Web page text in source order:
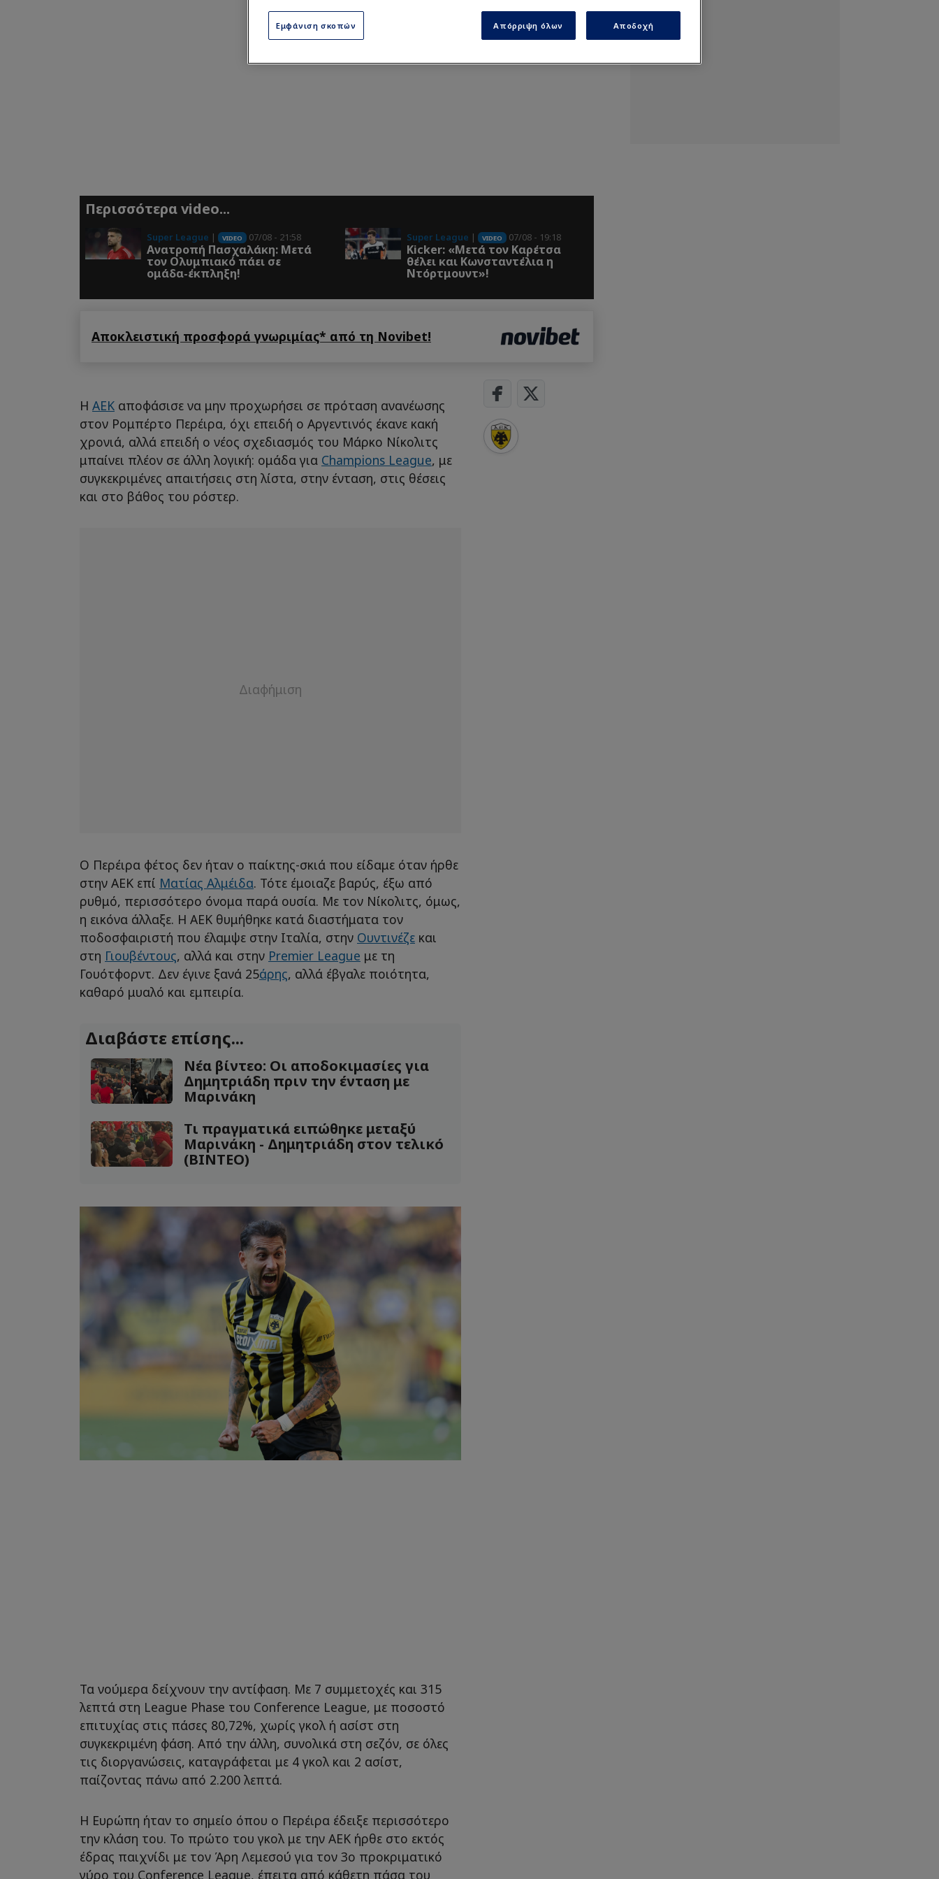
Περισσότερα video...
Super League | VIDEO 07/08 - 21:58
Ανατροπή Πασχαλάκη: Μετά
τον Ολυμπιακό πάει σε
ομάδα-έκπληξη!
Super League | VIDEO 07/08 - 19:18
Kicker: «Μετά τον Καρέτσα
θέλει και Κωνσταντέλια η
Ντόρτμουντ»!
Αποκλειστική προσφορά γνωριμίας* από τη Novibet!
Η ΑΕΚ αποφάσισε να μην προχωρήσει σε πρόταση ανανέωσης
στον Ρομπέρτο Περέιρα, όχι επειδή ο Αργεντινός έκανε κακή
χρονιά, αλλά επειδή ο νέος σχεδιασμός του Μάρκο Νίκολιτς
μπαίνει πλέον σε άλλη λογική: ομάδα για Champions League, με
συγκεκριμένες απαιτήσεις στη λίστα, στην ένταση, στις θέσεις
και στο βάθος του ρόστερ.
Ο Περέιρα φέτος δεν ήταν ο παίκτης-σκιά που είδαμε όταν ήρθε
στην ΑΕΚ επί Ματίας Αλμέιδα. Τότε έμοιαζε βαρύς, έξω από
ρυθμό, περισσότερο όνομα παρά ουσία. Με τον Νίκολιτς, όμως,
η εικόνα άλλαξε. Η ΑΕΚ θυμήθηκε κατά διαστήματα τον
ποδοσφαιριστή που έλαμψε στην Ιταλία, στην Ουντινέζε και
στη Γιουβέντους, αλλά και στην Premier League με τη
Γουότφορντ. Δεν έγινε ξανά 25άρης, αλλά έβγαλε ποιότητα,
καθαρό μυαλό και εμπειρία.
Διαβάστε επίσης...
Νέα βίντεο: Οι αποδοκιμασίες για
Δημητριάδη πριν την ένταση με
Μαρινάκη
Τι πραγματικά ειπώθηκε μεταξύ
Μαρινάκη - Δημητριάδη στον τελικό
(BINTEO)
Τα νούμερα δείχνουν την αντίφαση. Με 7 συμμετοχές και 315
λεπτά στη League Phase του Conference League, με ποσοστό
επιτυχίας στις πάσες 80,72%, χωρίς γκολ ή ασίστ στη
συγκεκριμένη φάση. Από την άλλη, συνολικά στη σεζόν, σε όλες
τις διοργανώσεις, καταγράφεται με 4 γκολ και 2 ασίστ,
παίζοντας πάνω από 2.200 λεπτά.
Η Ευρώπη ήταν το σημείο όπου ο Περέιρα έδειξε περισσότερο
την κλάση του. Το πρώτο του γκολ με την ΑΕΚ ήρθε στο εκτός
έδρας παιχνίδι με τον Άρη Λεμεσού για τον 3ο προκριματικό
γύρο του Conference League, έπειτα από κάθετη πάσα του
Εμφάνιση σκοπών Απόρριψη όλων Αποδοχή